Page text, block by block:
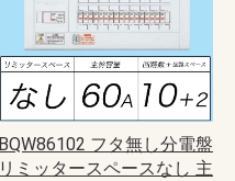
BQW86102 フタ無し分電盤
リミッタースペースなし 主